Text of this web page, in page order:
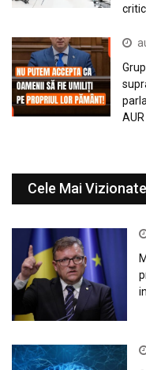
AUR
Cele Mai Vizionate